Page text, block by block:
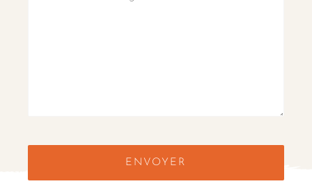
ENVOYER